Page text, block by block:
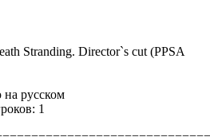
Stranding. Director`s cut (PPSA
русском
1